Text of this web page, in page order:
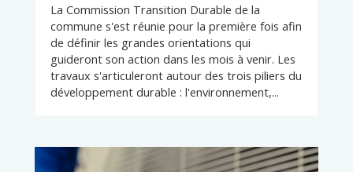
La Commission Transition Durable de la
commune s'est réunie pour la première fois afin
de définir les grandes orientations qui
guideront son action dans les mois à venir. Les
travaux s'articuleront autour des trois piliers du
développement durable : l'environnement,...